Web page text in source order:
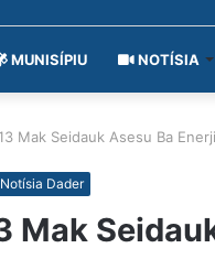
MUNISÍPIU NOTÍSIA
Mak Seidauk Asesu Ba
Notísia Dader
Mak